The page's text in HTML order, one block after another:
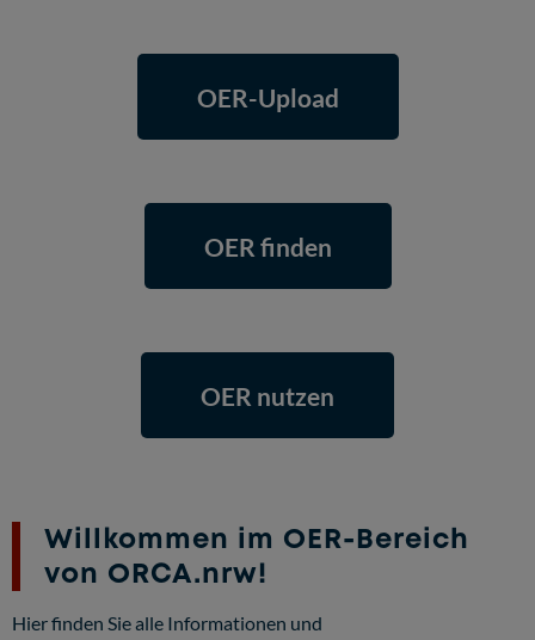
OER-Upload
OER finden
OER nutzen
Willkommen im OER-Bereich
von ORCA.nrw!
Hier finden Sie alle Informationen und